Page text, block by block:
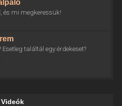
és mi megkeressük!
Esetleg találtál egy érdekeset?
Videók